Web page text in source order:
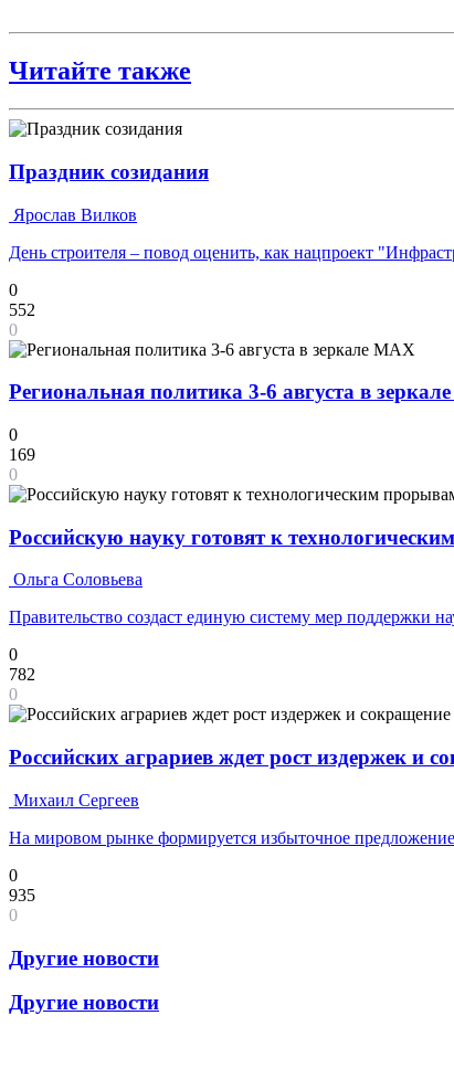
Читайте также
Праздник созидания
Ярослав Вилков
День строителя – повод оценить, как нацпроект
0
552
0
Региональная политика 3-6 августа в
0
169
0
Российскую науку готовят к
Ольга Соловьева
Правительство создаст единую систему мер поддержки
0
782
0
Российских аграриев ждет рост издержек и
Михаил Сергеев
На мировом рынке формируется избыточное
0
935
0
Другие новости
Другие новости